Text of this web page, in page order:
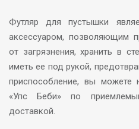
Футляр для пустышки
аксессуаром, позволяющим
от загрязнения, хранить в
иметь ее под рукой,
приспособление, вы можете
«Упс Беби» по
доставкой.